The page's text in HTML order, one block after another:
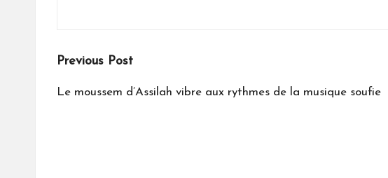
Post
navigation
Previous Post
Le moussem d’Assilah vibre aux rythmes de la musique soufie